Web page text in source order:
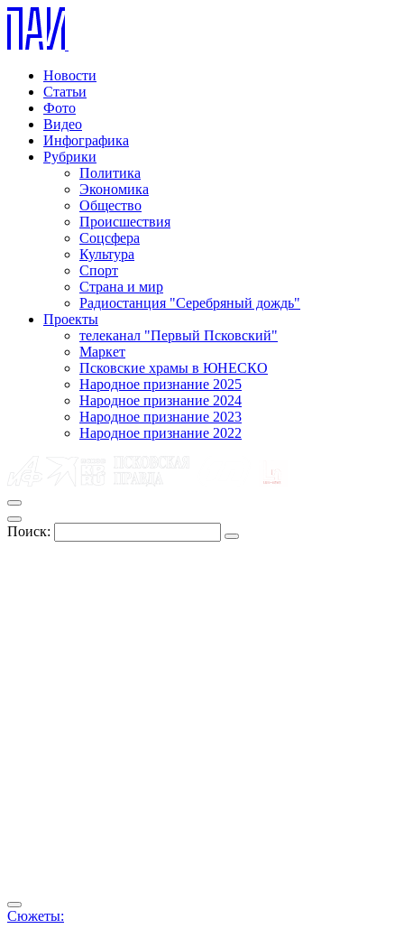
Новости
Статьи
Фото
Видео
Инфографика
Рубрики
Политика
Экономика
Общество
Происшествия
Соцсфера
Культура
Спорт
Страна и мир
Радиостанция "Серебряный дождь"
Проекты
телеканал "Первый Псковский"
Маркет
Псковские храмы в ЮНЕСКО
Народное признание 2025
Народное признание 2024
Народное признание 2023
Народное признание 2022
Поиск:
Сюжеты: